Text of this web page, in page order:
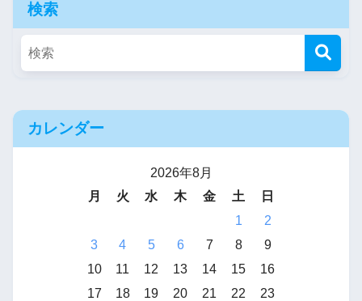
検索
カレンダー
2026年8月
月
火 水 木 金 土
日
1
2
3
4 5 6 7 8
9
10
11 12 13 14 15
16
17
18 19 20 21 22
23